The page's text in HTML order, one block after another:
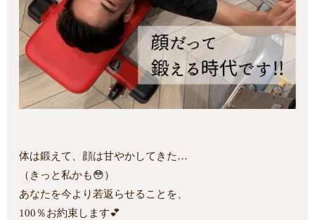
体は鍛えて、顔は甘やかしてきた…
（きっと私かも😳）
あなたを今より若返らせることを、
100％お約束します💕